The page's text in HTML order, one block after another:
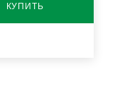
КУПИТЬ